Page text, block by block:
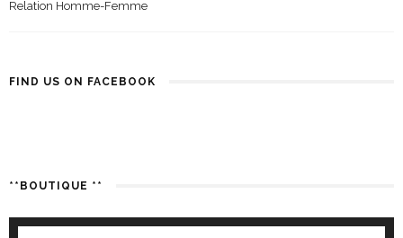
Relation Homme-Femme
FIND US ON FACEBOOK
**BOUTIQUE **